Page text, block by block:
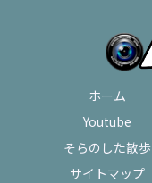
ホーム
Youtube
そらのした散歩
サイトマップ